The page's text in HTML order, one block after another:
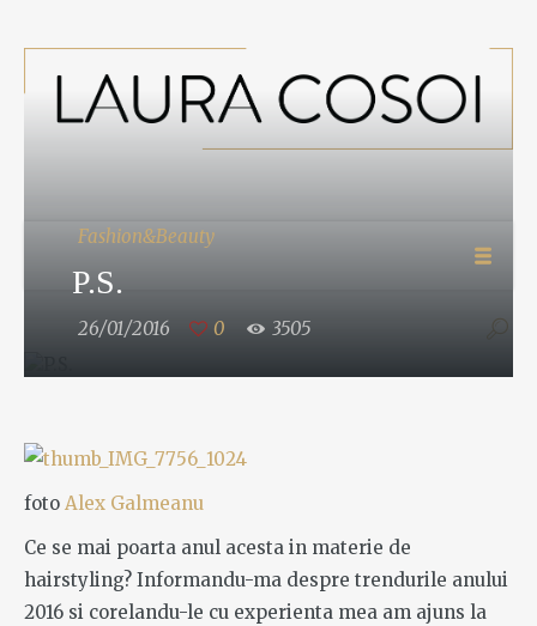
Fashion&Beauty
P.S.
26/01/2016 0 3505
foto Alex Galmeanu
Ce se mai poarta anul acesta in materie de
hairstyling? Informandu-ma despre trendurile anului
2016 si corelandu-le cu experienta mea am ajuns la